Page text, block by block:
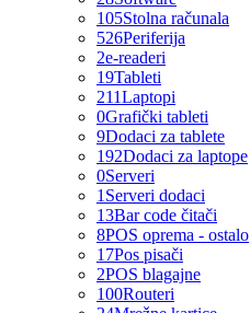
105Stolna računala
526Periferija
2e-readeri
19Tableti
211Laptopi
0Grafički tableti
9Dodaci za tablete
192Dodaci za laptope
0Serveri
1 Serveri dodaci
13Bar code čitači
8POS oprema - ostalo
17Pos pisači
2POS blagajne
100Routeri